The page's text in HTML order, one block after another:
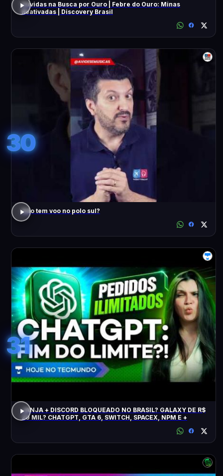
Dúvidas na Busca por Ouro | Febre do Ouro: Minas
Reativadas | Discovery Brasil
30
Não tem voo no polo sul?
31
JANJA + DISCORD BLOQUEADO NO BRASIL? GALAXY DE R$
20 MIL? CHATGPT, GTA 6, SWITCH, SPACEX, NPM E +